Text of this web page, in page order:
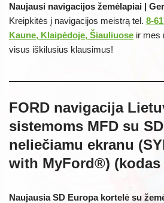
Naujausi navigacijos žemėlapiai |
Kreipkitės į navigacijos meistrą tel. 8-
Kaune, Klaipėdoje, Šiauliuose ir mes
visus iškilusius klausimus!
FORD navigacija
sistemoms MFD su
neliečiamu ekranu
with MyFord®) (kodas
Naujausia SD Europa kortelė su